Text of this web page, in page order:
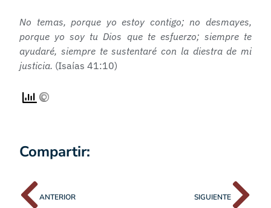
No temas, porque yo estoy contigo; no desmayes,
porque yo soy tu Dios que te esfuerzo; siempre te
ayudaré, siempre te sustentaré con la diestra de mi
justicia. (Isaías 41:10)
Compartir:
ANTERIOR SIGUIENTE